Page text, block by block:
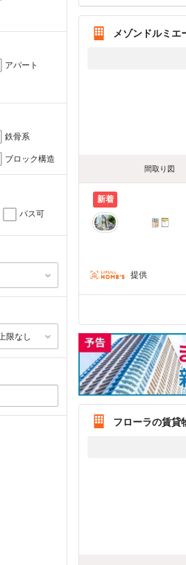
アパート
鉄骨系
ブロック構造
バス可
メゾンドルミエ
間取り図
新着
提供
フローラの賃貸